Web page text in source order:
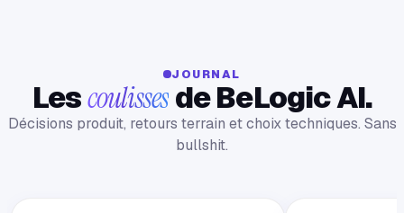
JOURNAL
Lescoulissesde BeLogic AI.
Décisions produit, retours terrain et choix techniques. Sans
bullshit.